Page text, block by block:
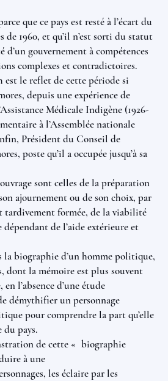
que ce pays est resté à l’écart du
1960, et qu’il n’est sorti du statut
gouvernement à compétences
complexes et contradictoires.
est le reflet de cette période si
depuis une expérience de
Médicale Indigène (1926-
à l’Assemblée nationale
Président du Conseil de
poste qu’il a occupée jusqu’à sa
sont celles de la préparation
ajournement ou de son choix, par
formée, de la viabilité
de l’aide extérieure et
la biographie d’un homme politique,
dont la mémoire est plus souvent
l’absence d’une étude
démythifier un personnage
pour comprendre la part qu’elle
pays.
de cette « biographie
à une
les éclaire par les